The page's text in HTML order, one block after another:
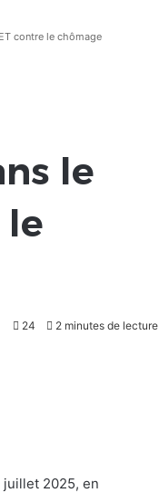
contre le chômage
le
le
24 2 minutes de lecture
juillet 2025, en